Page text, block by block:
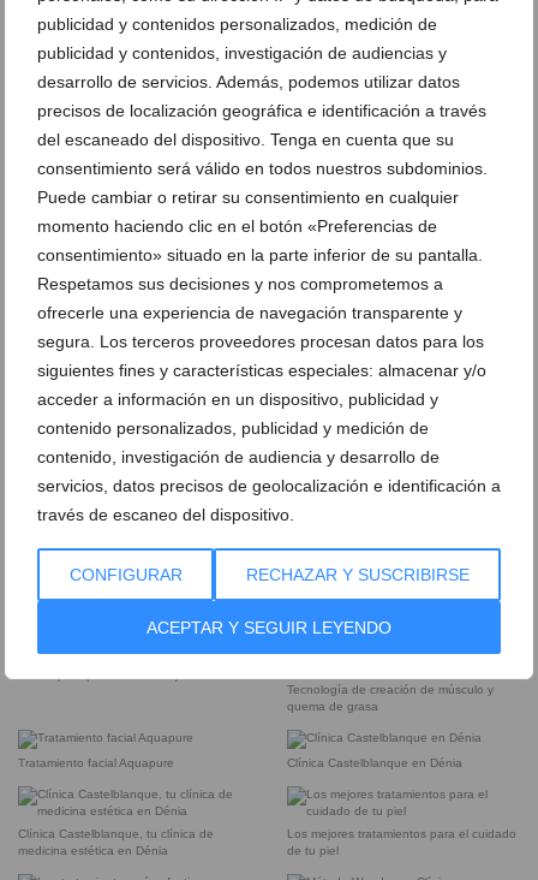
publicidad y contenidos personalizados, medición de
publicidad y contenidos, investigación de audiencias y
desarrollo de servicios. Además, podemos utilizar datos
precisos de localización geográfica e identificación a través
del escaneado del dispositivo. Tenga en cuenta que su
consentimiento será válido en todos nuestros subdominios.
Puede cambiar o retirar su consentimiento en cualquier
momento haciendo clic en el botón «Preferencias de
consentimiento» situado en la parte inferior de su pantalla.
Respetamos sus decisiones y nos comprometemos a
ofrecerle una experiencia de navegación transparente y
segura. Los terceros proveedores procesan datos para los
siguientes fines y características especiales: almacenar y/o
acceder a información en un dispositivo, publicidad y
contenido personalizados, publicidad y medición de
contenido, investigación de audiencia y desarrollo de
servicios, datos precisos de geolocalización e identificación a
través de escaneo del dispositivo.
CONFIGURAR RECHAZAR Y SUSCRIBIRSE
ACEPTAR Y SEGUIR LEYENDO
Realzar mandíbula hombres – Clínica
Estética Castelblanque
Tratamientos capilares en Dénia – Clínica
Castelblanque
Tratamientos estéticos – Clínica Estética
Castelblanque
Dénia – Clínica Estética Castelblanque
Estética Castelblanque
Castelblanque
Doctora Castelblanque
Láser facial – Clínica Doctora
Peeling facial en Dénia – Clínica Doctora
Presoterapia en Dénia – Clínica Estética
Instalaciones equipadas con tecnología
punta
Tecnología de creación de músculo y
quema de grasa
Tratamiento facial Aquapure Clínica Castelblanque en Dénia
Clínica Castelblanque, tu clínica de
medicina estética en Dénia
Los mejores tratamientos para el cuidado
de tu piel